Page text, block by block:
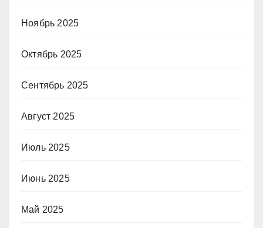
Ноябрь 2025
Октябрь 2025
Сентябрь 2025
Август 2025
Июль 2025
Июнь 2025
Май 2025